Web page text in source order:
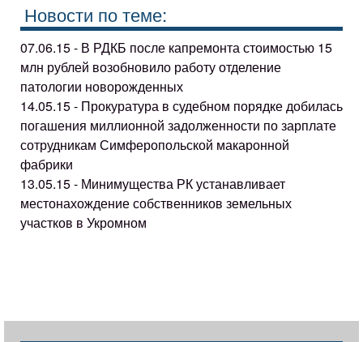
Новости по теме:
07.06.15 - В РДКБ после капремонта стоимостью 15
млн рублей возобновило работу отделение
патологии новорожденных
14.05.15 - Прокуратура в судебном порядке добилась
погашения миллионной задолженности по зарплате
сотрудникам Симферопольской макаронной
фабрики
13.05.15 - Минимущества РК устанавливает
местонахождение собственников земельных
участков в Укромном